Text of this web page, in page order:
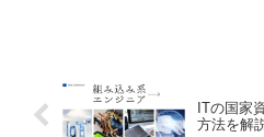
ITの国家
方法を解